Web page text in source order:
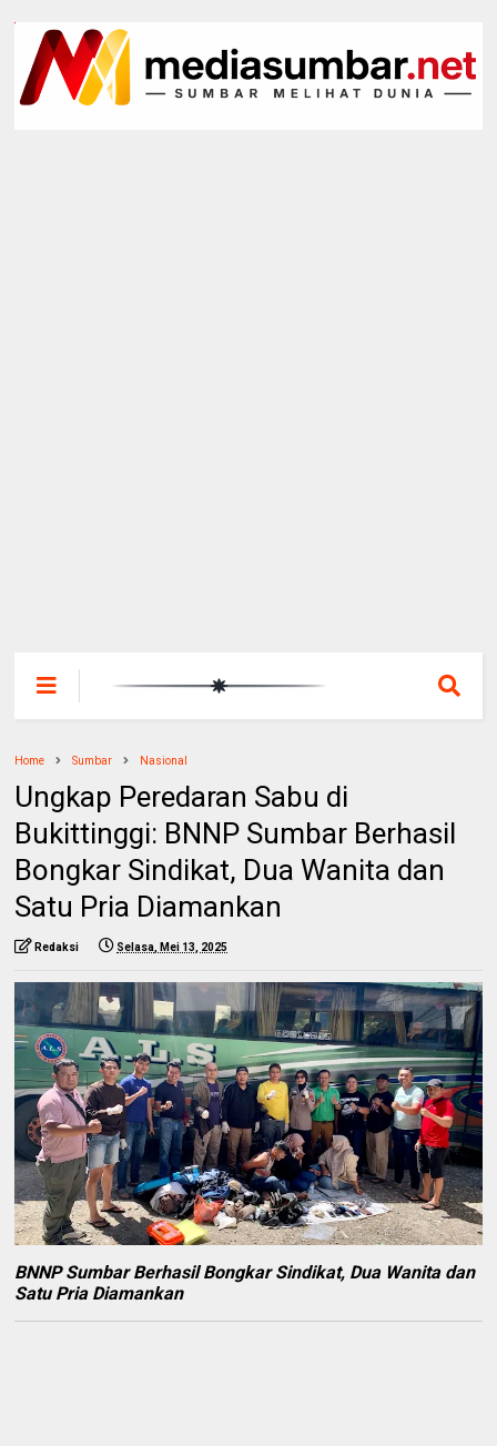
Home Sumbar Nasional
Ungkap Peredaran Sabu di
Bukittinggi: BNNP Sumbar Berhasil
Bongkar Sindikat, Dua Wanita dan
Satu Pria Diamankan
Redaksi Selasa, Mei 13, 2025
BNNP Sumbar Berhasil Bongkar Sindikat, Dua Wanita dan
Satu Pria Diamankan